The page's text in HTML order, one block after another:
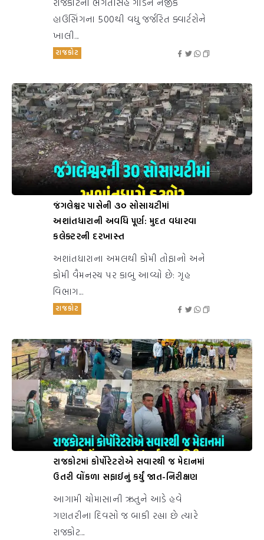
હાઉસિંગના 500થી વધુ જર્જરિત ક્વાર્ટરોને
ખાલી...
રાજકોટ
જંગલેશ્વર પાસેની ૩૦ સોસાયટીમાં
અશાંતધારાની અવધિ પૂર્ણ: મુદત વધારવા
કલેક્ટરની દરખાસ્ત
અશાંતધારાના અમલથી કોમી તોફાનો અને
કોમી વૈમનસ્ય પર કાબુ આવ્યો છે: ગૃહ
વિભાગ...
રાજકોટ
રાજકોટમાં કોર્પોરેટરોએ સવારથી જ મેદાનમાં
ઉતરી વોંકળા સફાઈનું કર્યું જાત-નિરીક્ષણ
આગામી ચોમાસાની ઋતુને આડે હવે
ગણતરીના દિવસો જ બાકી રહ્યા છે ત્યારે
રાજકોટ...